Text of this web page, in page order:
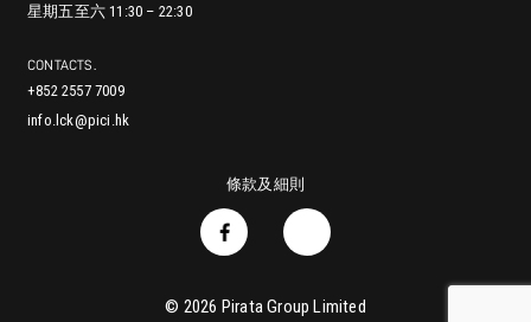
星期五至六 11:30 – 22:30
CONTACTS.
+852 2557 7009
info.lck@pici.hk
星期六至日 11:30 – 23:00
星期五至六 11:30 – 23:00
星期五至六: 11:00 – 22:00
星期五至六 11:30 – 23:00
星期五至六: 11:30 – 22:30
星期五 11:30 – 22:30
條款及細則
© 2026 Pirata Group Limited